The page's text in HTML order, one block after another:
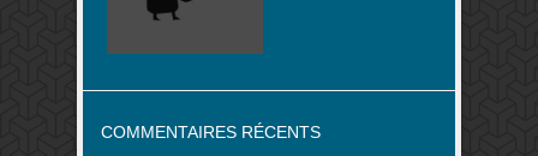
COMMENTAIRES RÉCENTS